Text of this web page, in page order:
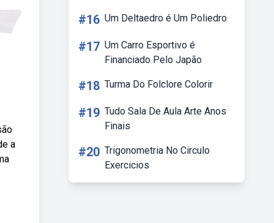
a
#16 Um Deltaedro é Um Poliedro
#17 Um Carro Esportivo é
Financiado Pelo Japão
#18 Turma Do Folclore Colorir
#19 Tudo Sala De Aula Arte Anos
Finais
#20 Trigonometria No Circulo
Exercicios